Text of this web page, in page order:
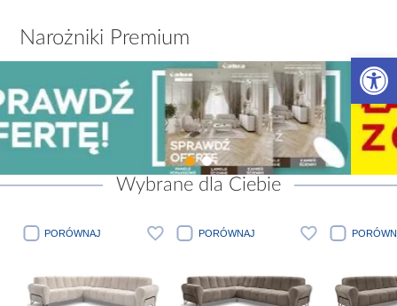
Otwórz
Narożniki Premium
Wybrane dla Ciebie
PORÓWNAJ PORÓWNAJ